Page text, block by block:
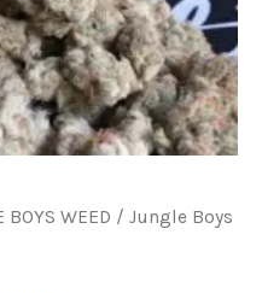
BOYS WEED / Jungle Boys